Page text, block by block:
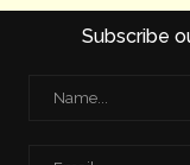
Subscribe